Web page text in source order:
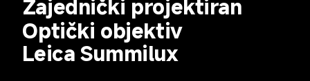
Zajednički projektiran
Optički objektiv
Leica Summilux